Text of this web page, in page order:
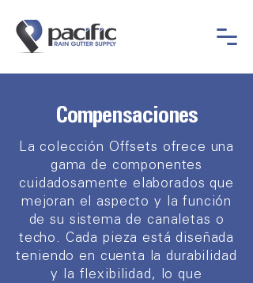
Compensaciones
La colección Offsets ofrece una
gama de componentes
cuidadosamente elaborados que
mejoran el aspecto y la función
de su sistema de canaletas o
techo. Cada pieza está diseñada
teniendo en cuenta la durabilidad
y la flexibilidad, lo que